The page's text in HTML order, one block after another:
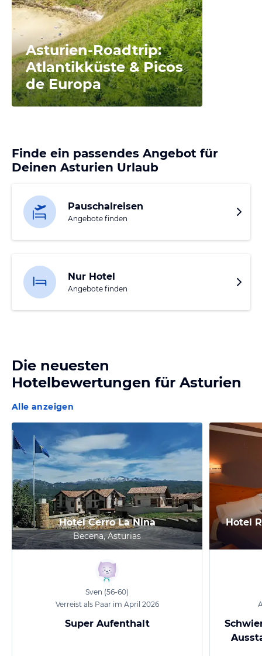
Asturien-Roadtrip:
Atlantikküste & Picos
de Europa
Finde ein passendes Angebot für
Deinen Asturien Urlaub
Pauschalreisen
Angebote finden
Nur Hotel
Angebote finden
Die neuesten
Hotelbewertungen für Asturien
Alle anzeigen
Hotel Cerro La Nina
Becena, Asturias
Sven (56-60)
Verreist als Paar im April 2026
Super Aufenthalt
Hotel